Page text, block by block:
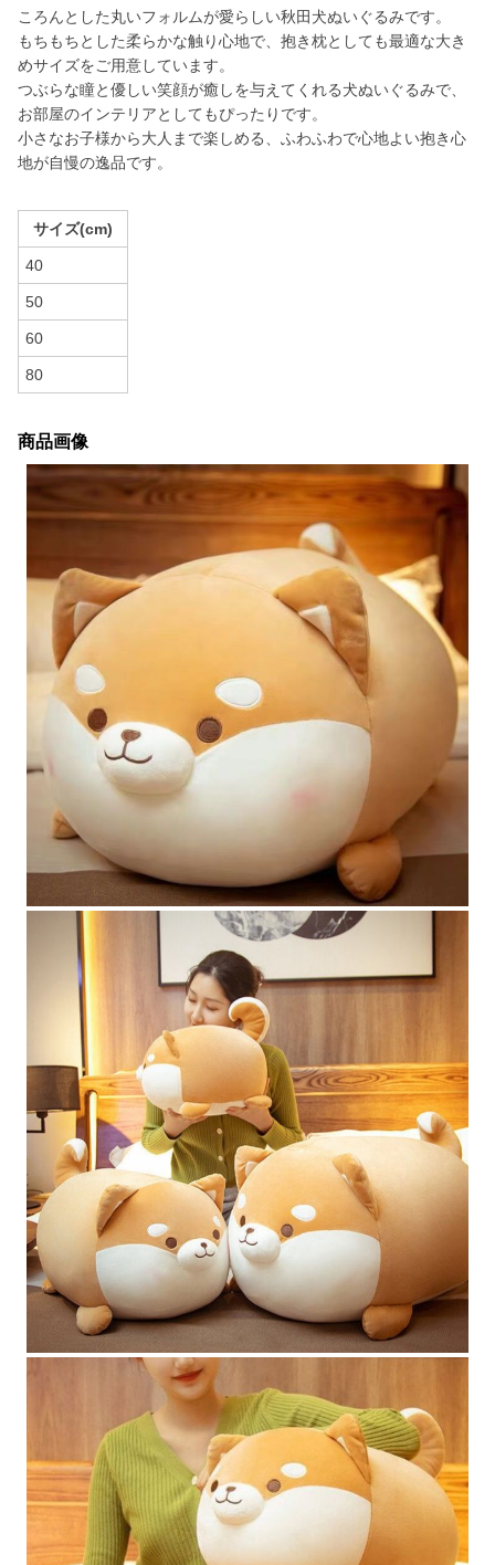
ころんとした丸いフォルムが愛らしい秋田犬ぬいぐるみです。
もちもちとした柔らかな触り心地で、抱き枕としても最適な大き
めサイズをご用意しています。
つぶらな瞳と優しい笑顔が癒しを与えてくれる犬ぬいぐるみで、
お部屋のインテリアとしてもぴったりです。
小さなお子様から大人まで楽しめる、ふわふわで心地よい抱き心
地が自慢の逸品です。
サイズ(cm)
40
50
60
80
商品画像